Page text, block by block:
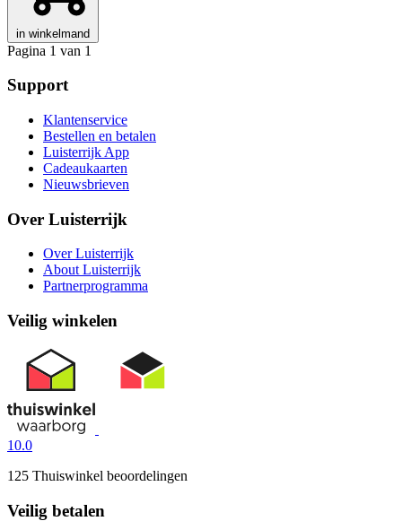
in winkelmand
Pagina 1 van 1
Support
Klantenservice
Bestellen en betalen
Luisterrijk App
Cadeaukaarten
Nieuwsbrieven
Over Luisterrijk
Over Luisterrijk
About Luisterrijk
Partnerprogramma
Veilig winkelen
10.0
125 Thuiswinkel beoordelingen
Veilig betalen